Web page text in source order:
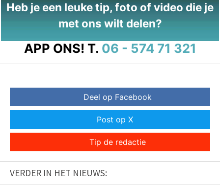
Heb je een leuke tip, foto of video die je
met ons wilt delen?
APP ONS! T. 06 - 574 71 321
Deel op Facebook
Post op X
Tip de redactie
VERDER IN HET NIEUWS: